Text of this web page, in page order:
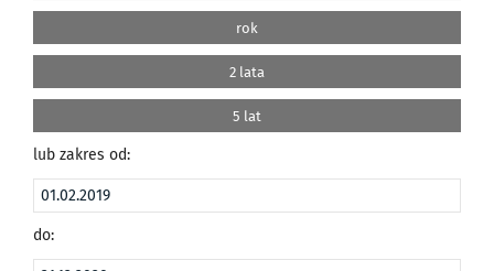
rok
2 lata
5 lat
lub zakres od:
do: